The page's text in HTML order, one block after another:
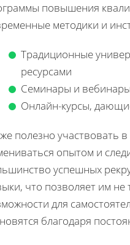
повышения
методики и
Традиционные
ресурсами
Семинары и
Онлайн-курсы,
полезно участвовать
опытом и
успешных
что позволяет им
для
благодаря